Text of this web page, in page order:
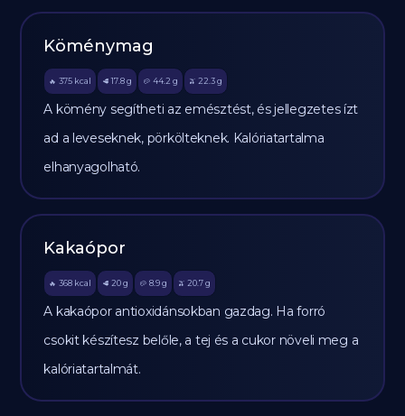
Köménymag
🔥 375 kcal 🥩 17.8 g 🥔 44.2 g 🫒 22.3 g
A kömény segítheti az emésztést, és jellegzetes ízt
ad a leveseknek, pörkölteknek. Kalóriatartalma
elhanyagolható.
Kakaópor
🔥 368 kcal 🥩 20 g 🥔 8.9g 🫒 20.7 g
A kakaópor antioxidánsokban gazdag. Ha forró
csokit készítesz belőle, a tej és a cukor növeli meg a
kalóriatartalmát.